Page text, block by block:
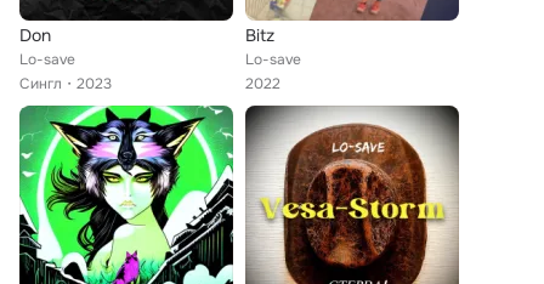
Don
Lo-save
Сингл
2023
Bitz
Lo-save
2022